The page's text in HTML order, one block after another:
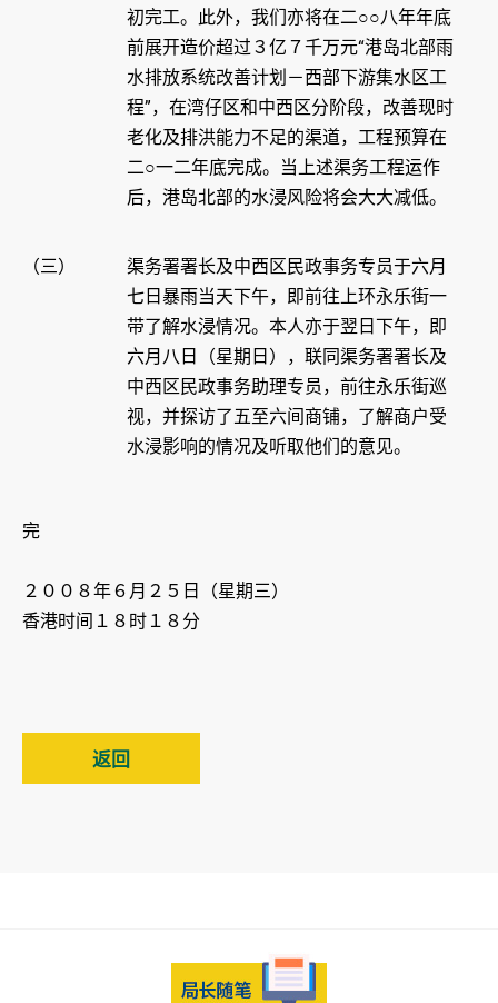
初完工。此外，我们亦将在二○○八年年底
前展开造价超过３亿７千万元“港岛北部雨
水排放系统改善计划－西部下游集水区工
程”，在湾仔区和中西区分阶段，改善现时
老化及排洪能力不足的渠道，工程预算在
二○一二年底完成。当上述渠务工程运作
后，港岛北部的水浸风险将会大大减低。
（三）
渠务署署长及中西区民政事务专员于六月
七日暴雨当天下午，即前往上环永乐街一
带了解水浸情况。本人亦于翌日下午，即
六月八日（星期日），联同渠务署署长及
中西区民政事务助理专员，前往永乐街巡
视，并探访了五至六间商铺，了解商户受
水浸影响的情况及听取他们的意见。
完
２００８年６月２５日（星期三）
香港时间１８时１８分
返回